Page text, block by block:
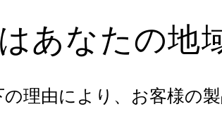
あなたの地
理由により、お客様の